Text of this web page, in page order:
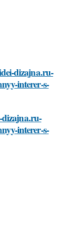
dizajna.ru-
interer-s-
dizajna.ru-
interer-s-